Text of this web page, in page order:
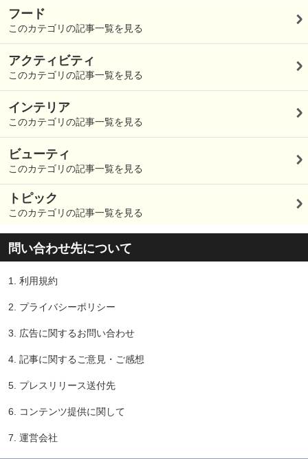
フード
このカテゴリの記事一覧を見る
アクティビティ
このカテゴリの記事一覧を見る
インテリア
このカテゴリの記事一覧を見る
ビューティ
このカテゴリの記事一覧を見る
トピック
このカテゴリの記事一覧を見る
問い合わせ先について
1. 利用規約
2. プライバシーポリシー
3. 広告に関するお問い合わせ
4. 記事に関するご意見・ご感想
5. プレスリリース送付先
6. コンテンツ提供に関して
7. 運営会社